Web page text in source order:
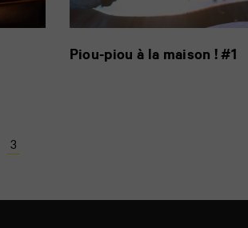
Piou-piou à la maison ! #1
3